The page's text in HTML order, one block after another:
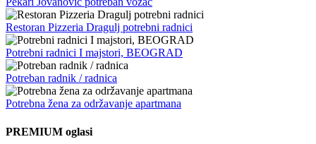
Restoran Pizzeria Dragulj potrebni radnici
Potrebni radnici I majstori, BEOGRAD
Potreban radnik / radnica
Potrebna žena za održavanje apartmana
PREMIUM oglasi